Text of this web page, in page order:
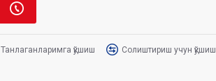
Танлаганларимга қўшиш Солиштириш учун қўшиш